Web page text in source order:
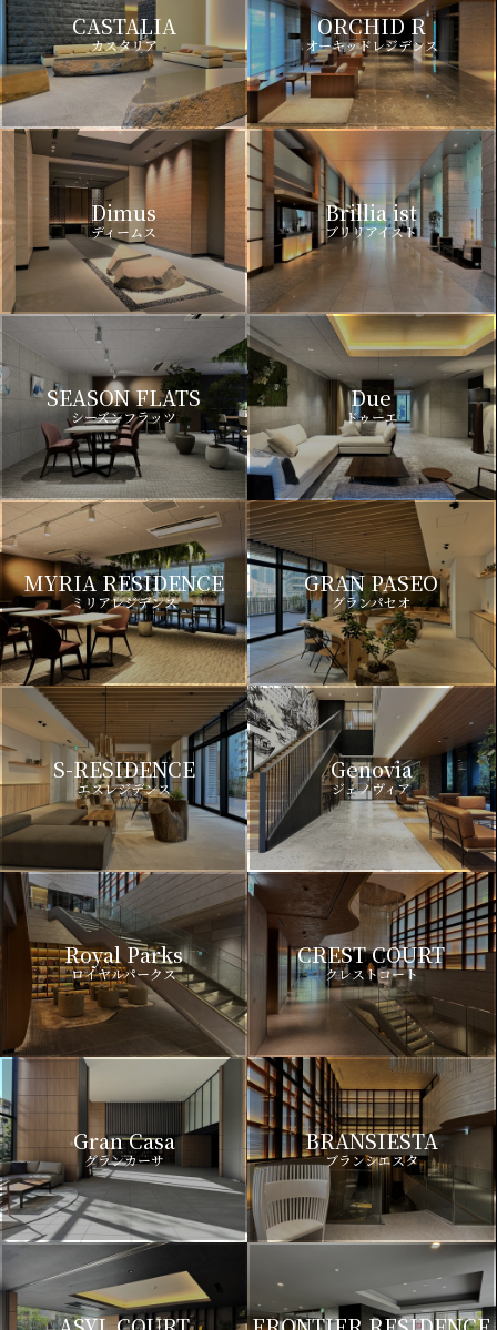
CASTALIA
カスタリア
ORCHID R
オーキッドレジデンス
Dimus
ディームス
Brillia ist
ブリリアイスト
SEASON FLATS
シーズンフラッツ
Due
ドゥーエ
MYRIA RESIDENCE
ミリアレジデンス
GRAN PASEO
グランパセオ
S-RESIDENCE
エスレジデンス
Genovia
ジェノヴィア
Royal Parks
ロイヤルパークス
CREST COURT
クレストコート
Gran Casa
グランカーサ
BRANSIESTA
ブランシエスタ